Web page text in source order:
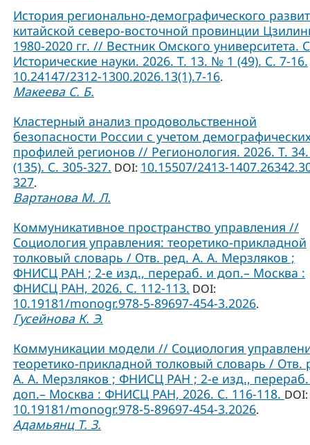
История регионально-демографического
китайской северо-восточной провинции
1980-2020 гг. // Вестник Омского университета.
Исторические науки. 2026. Т. 13. № 1 (49). С. 7-16.
10.24147/2312-1300.2026.13(1).7-16.
Макеева С. Б.
Кластерный анализ продовольственной
безопасности России с учетом
профилей регионов // Регионология. 2026. Т.
(135). С. 305-327. DOI: 10.15507/2413-
327.
Вартанова М. Л.
Коммуникативное пространство управления //
Социология управления: теоретико-прикладной
толковый словарь / Отв. ред. А. А. Мерзляков ;
ФНИСЦ РАН ; 2-е изд., перераб. и доп.– Москва :
ФНИСЦ РАН, 2026. С. 112-113. DOI:
10.19181/monogr.978-5-89697-454-3.2026.
Гусейнова К. Э.
Коммуникации модели // Социология
теоретико-прикладной толковый словарь / Отв.
А. А. Мерзляков ; ФНИСЦ РАН ; 2-е изд.,
доп.– Москва : ФНИСЦ РАН, 2026. С. 116-118. DOI:
10.19181/monogr.978-5-89697-454-3.2026.
Адамьянц Т. З.